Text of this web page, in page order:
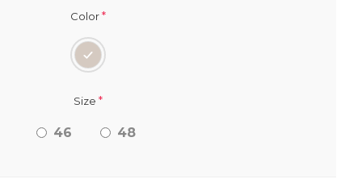
Color*
Size *
46 48